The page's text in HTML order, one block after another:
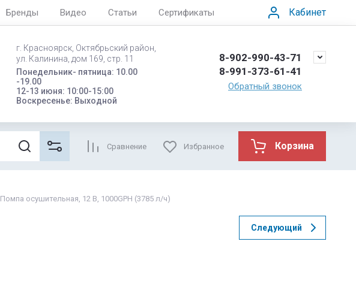
Бренды Видео Статьи Сертификаты Кабинет
г. Красноярск, Октябрьский район,
ул. Калинина, дом 169, стр. 11
Понедельник- пятница: 10.00
-19.00
12-13 июня: 10:00-15:00
Воскресенье: Выходной
8-902-990-43-71
8-991-373-61-41
Обратный звонок
Сравнение Избранное Корзина
Помпа осушительная, 12 В, 1000GPH (3785 л/ч)
Следующий